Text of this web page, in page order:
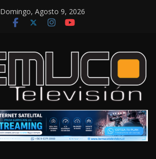
Domingo, Agosto 9, 2026